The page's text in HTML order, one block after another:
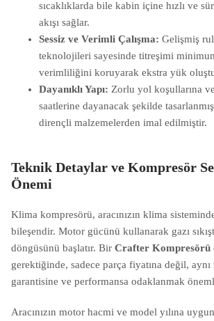
sıcaklıklarda bile kabin içine hızlı ve
akışı sağlar.
Sessiz ve Verimli Çalışma: Gelişmiş
teknolojileri sayesinde titreşimi
verimliliğini koruyarak ekstra yük
Dayanıklı Yapı: Zorlu yol koşullarına
saatlerine dayanacak şekilde
dirençli malzemelerden imal edilmiştir.
Teknik Detaylar ve Kompresör
Önemi
Klima kompresörü, aracınızın klima
bileşendir. Motor gücünü kullanarak gazı
döngüsünü başlatır. Bir Crafter Kompresörü
gerektiğinde, sadece parça fiyatına değil,
garantisine ve performansa odaklanmak
Aracınızın motor hacmi ve model yılına